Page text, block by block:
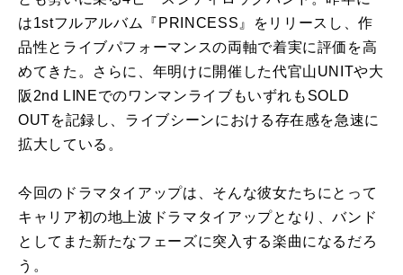
は1stフルアルバム『PRINCESS』をリリースし、作
品性とライブパフォーマンスの両軸で着実に評価を高
めてきた。さらに、年明けに開催した代官山UNITや大
阪2nd LINEでのワンマンライブもいずれもSOLD
OUTを記録し、ライブシーンにおける存在感を急速に
拡大している。
今回のドラマタイアップは、そんな彼女たちにとって
キャリア初の地上波ドラマタイアップとなり、バンド
としてまた新たなフェーズに突入する楽曲になるだろ
う。